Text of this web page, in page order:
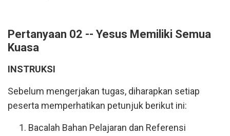
Pertanyaan 02 -- Yesus Memiliki Semua
Kuasa
INSTRUKSI
Sebelum mengerjakan tugas, diharapkan setiap
peserta memperhatikan petunjuk berikut ini:
Bacalah Bahan Pelajaran dan Referensi